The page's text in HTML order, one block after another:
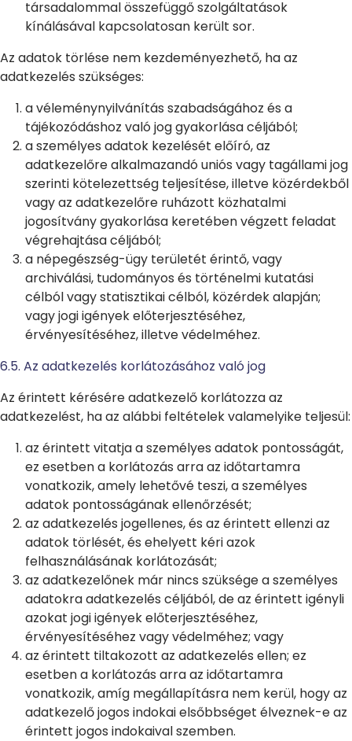
társadalommal összefüggő szolgáltatások
kínálásával kapcsolatosan került sor.
Az adatok törlése nem kezdeményezhető, ha az
adatkezelés szükséges:
a véleménynyilvánítás szabadságához és a
tájékozódáshoz való jog gyakorlása céljából;
a személyes adatok kezelését előíró, az
adatkezelőre alkalmazandó uniós vagy tagállami jog
szerinti kötelezettség teljesítése, illetve közérdekből
vagy az adatkezelőre ruházott közhatalmi
jogosítvány gyakorlása keretében végzett feladat
végrehajtása céljából;
a népegészség-ügy területét érintő, vagy
archiválási, tudományos és történelmi kutatási
célból vagy statisztikai célból, közérdek alapján;
vagy jogi igények előterjesztéséhez,
érvényesítéséhez, illetve védelméhez.
6.5. Az adatkezelés korlátozásához való jog
Az érintett kérésére adatkezelő korlátozza az
adatkezelést, ha az alábbi feltételek valamelyike teljesül:
az érintett vitatja a személyes adatok pontosságát,
ez esetben a korlátozás arra az időtartamra
vonatkozik, amely lehetővé teszi, a személyes
adatok pontosságának ellenőrzését;
az adatkezelés jogellenes, és az érintett ellenzi az
adatok törlését, és ehelyett kéri azok
felhasználásának korlátozását;
az adatkezelőnek már nincs szüksége a személyes
adatokra adatkezelés céljából, de az érintett igényli
azokat jogi igények előterjesztéséhez,
érvényesítéséhez vagy védelméhez; vagy
az érintett tiltakozott az adatkezelés ellen; ez
esetben a korlátozás arra az időtartamra
vonatkozik, amíg megállapításra nem kerül, hogy az
adatkezelő jogos indokai elsőbbséget élveznek-e az
érintett jogos indokaival szemben.